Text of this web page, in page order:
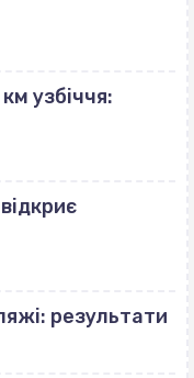
узбіччя:
результати